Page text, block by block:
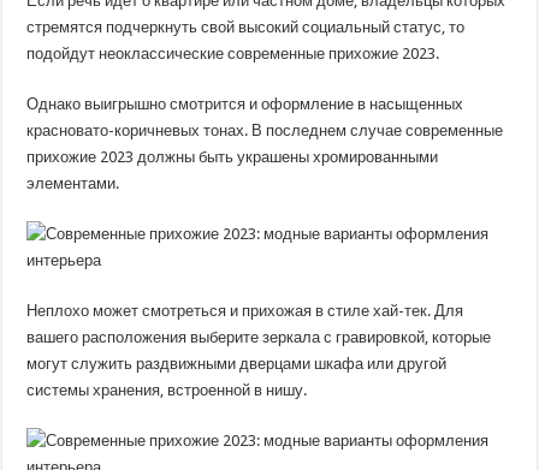
стремятся подчеркнуть свой высокий социальный статус, то
подойдут неоклассические современные прихожие 2023.
Однако выигрышно смотрится и оформление в насыщенных
красновато-коричневых тонах. В последнем случае современные
прихожие 2023 должны быть украшены хромированными
элементами.
Неплохо может смотреться и прихожая в стиле хай-тек. Для
вашего расположения выберите зеркала с гравировкой, которые
могут служить раздвижными дверцами шкафа или другой
системы хранения, встроенной в нишу.